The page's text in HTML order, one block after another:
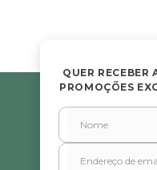
Endereço de
QUER RECEBER
PROMOÇÕES